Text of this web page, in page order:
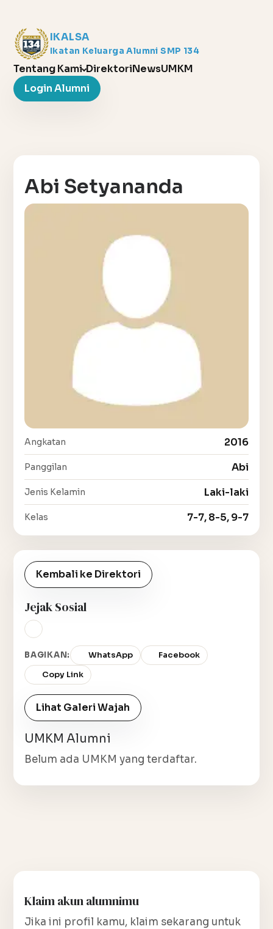
IKALSA
Ikatan Keluarga Alumni SMP 134
Tentang Kami DirektoriNewsUMKM
Login Alumni
Abi Setyananda
Angkatan 2016
Panggilan Abi
Jenis Kelamin Laki-laki
Kelas 7-7, 8-5, 9-7
Kembali ke Direktori
Jejak Sosial
BAGIKAN: WhatsApp
Facebook
Copy Link
Lihat Galeri Wajah
UMKM Alumni
Belum ada UMKM yang terdaftar.
Klaim akun alumnimu
Jika ini profil kamu, klaim sekarang untuk